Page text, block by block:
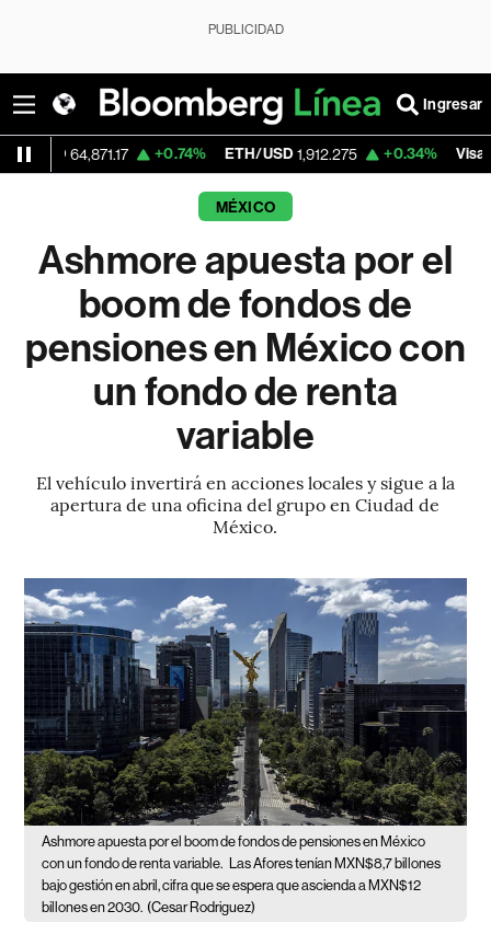
PUBLICIDAD
Ingresar
+0.74% ETH/USD 1,912.275 +0.34% Visa 363.91
MÉXICO
Ashmore apuesta por el
boom de fondos de
pensiones en México con
un fondo de renta
variable
El vehículo invertirá en acciones locales y sigue a la
apertura de una oficina del grupo en Ciudad de
México.
Ashmore apuesta por el boom de fondos de pensiones en México
con un fondo de renta variable. Las Afores tenían MXN$8,7 billones
bajo gestión en abril, cifra que se espera que ascienda a MXN$12
billones en 2030. (Cesar Rodriguez)